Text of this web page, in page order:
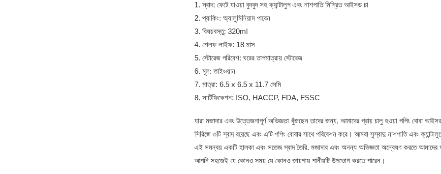
1. স্বাদ: ফেটে যাওয়া বুদবুদ সহ ক্যান্টালুপ এবং নাশপাতি মিশ্রিত আইসড চা
2. প্যাকিং: অ্যালুমিনিয়াম পারেন
3. বিষয়বস্তু: 320ml
4. শেলফ লাইফ: 18 মাস
5. স্টোরেজ পরিবেশ: ঘরের তাপমাত্রায় স্টোরেজ
6. মূল: তাইওয়ান
7. মাত্রা: 6.5 x 6.5 x 11.7 সেমি
8. সার্টিফিকেশন: ISO, HACCP, FDA, FSSC
যারা মজাদার এবং উত্তেজনাপূর্ণ অভিজ্ঞতা খুঁজছেন তাদের জন্য, আমাদের প্রায় চালু হওয়া পপিং বোবা
সিরিজে ৩টি স্বাদ রয়েছে এবং এটি পপিং বোবার সাথে পরিবেশন করে। আমরা সুস্বাদু নাশপাতি এবং
এই সমন্বয় একটি হালকা এবং সতেজ স্বাদ তৈরি. মজাদার এবং অনন্য অভিজ্ঞতা অন্বেষণ করতে আমাদের
আপনি সহজেই যে কোনও সময় যে কোনও জায়গায় পানীয়টি উপভোগ করতে পারেন।